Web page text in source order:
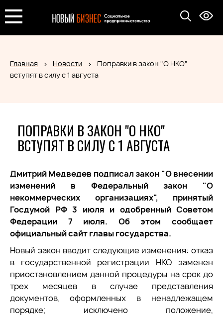
Главная Новости
Поправки в закон "О НКО"
вступят в силу с 1 августа
ПОПРАВКИ В ЗАКОН "О НКО"
ВСТУПЯТ В СИЛУ С 1 АВГУСТА
Дмитрий Медведев подписал закон "О внесении
изменений в Федеральный закон "О
некоммерческих организациях", принятый
Госдумой РФ 3 июля и одобренный Советом
Федерации 7 июля. Об этом сообщает
официальный сайт главы государства.
Новый закон вводит следующие изменения: отказ
в государственной регистрации НКО заменен
приостановлением данной процедуры на срок до
трех месяцев в случае представления
документов, оформленных в ненадлежащем
порядке; исключено положение,